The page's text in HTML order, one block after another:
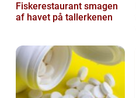
Fiskerestaurant smagen
af havet på tallerkenen